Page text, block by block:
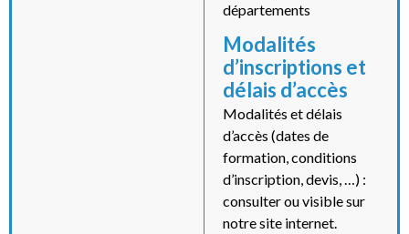
départements
Modalités
d’inscriptions et
délais d’accès
Modalités et délais
d’accès (dates de
formation, conditions
d’inscription, devis, …) :
consulter ou visible sur
notre site internet.